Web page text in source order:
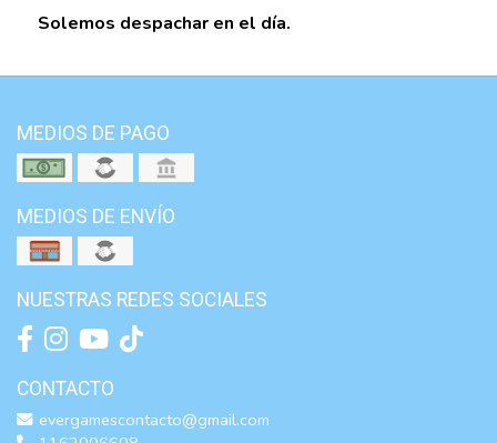
Solemos despachar en el día.
MEDIOS DE PAGO
MEDIOS DE ENVÍO
NUESTRAS REDES SOCIALES
CONTACTO
evergamescontacto@gmail.com